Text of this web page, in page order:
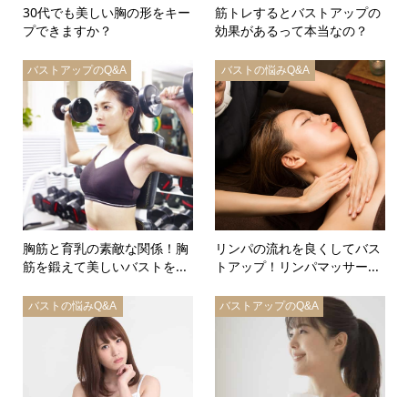
30代でも美しい胸の形をキー
プできますか？
筋トレするとバストアップの
効果があるって本当なの？
バストアップのQ&A
胸筋と育乳の素敵な関係！胸
筋を鍛えて美しいバストを...
バストの悩みQ&A
リンパの流れを良くしてバス
トアップ！リンパマッサー...
バストの悩みQ&A バストアップのQ&A